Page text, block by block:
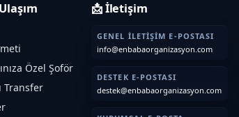
Özel Şoför
Transfer
📩 İletişim
GENEL İLETIŞIM E-POSTASI
info@enbabaorganizasyon.com
DESTEK E-POSTASI
destek@enbabaorganizasyon.com